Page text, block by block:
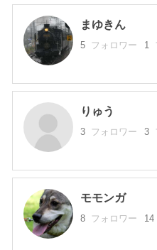
まゆきん
5 フォロワー 1
りゅう
3 フォロワー 3
モモンガ
8 フォロワー 14